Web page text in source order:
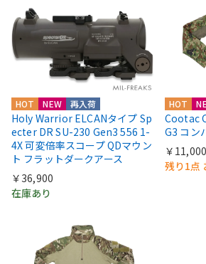
HOT NEW 再入荷
Holy Warrior ELCANタイプ Sp
ecter DR SU-230 Gen3 556 1-
4X 可変倍率スコープ QDマウン
ト フラットダークアース
￥36,900
在庫あり
HOT
Cootac
G3 コン
￥11,000
残り1点